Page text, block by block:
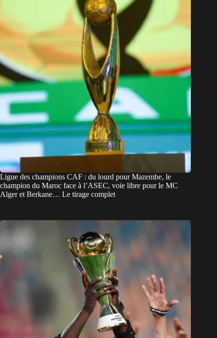
Ligue des champions CAF : du lourd pour Mazembe, le
champion du Maroc face à l’ASEC, voie libre pour le MC
Alger et Berkane… Le tirage complet